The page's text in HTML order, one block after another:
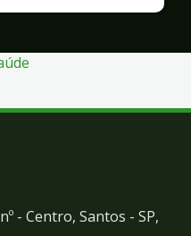
- Centro, Santos - SP,